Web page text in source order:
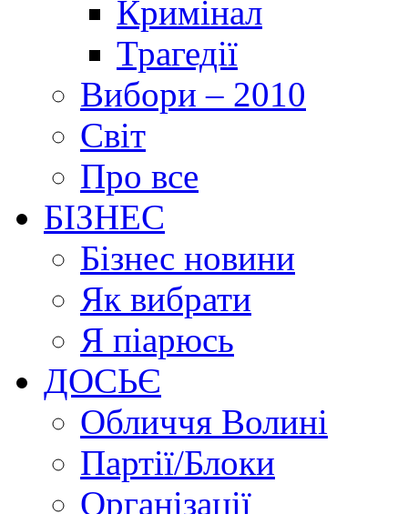
Кримінал
Трагедії
Вибори – 2010
Світ
Про все
БІЗНЕС
Бізнес новини
Як вибрати
Я піарюсь
ДОСЬЄ
Обличчя Волині
Партії/Блоки
Організації